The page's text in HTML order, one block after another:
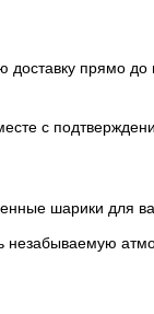
доставку прямо
с
шарики для
незабываемую